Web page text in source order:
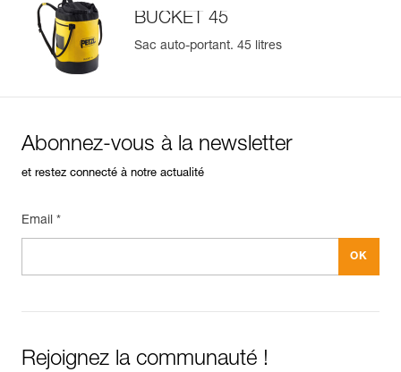
En savoir plus
BUCKET 45
Sac auto-portant. 45 litres
Abonnez-vous à la newsletter
et restez connecté à notre actualité
Email *
Rejoignez la communauté !